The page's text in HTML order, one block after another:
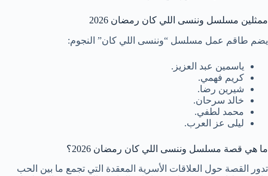
ممثلين مسلسل وننسى اللي كان رمضان 2026
يضم طاقم عمل مسلسل “وننسى اللي كان” النجوم:
ياسمين عبد العزيز.
كريم فهمي.
شيرين رضا.
خالد سرحان.
محمد لطفي.
ليلى عز العرب.
ما هي قصة مسلسل وننسى اللي كان رمضان 2026؟
تدور القصة حول العلاقات الأسرية المعقدة التي تجمع ما بين الحب